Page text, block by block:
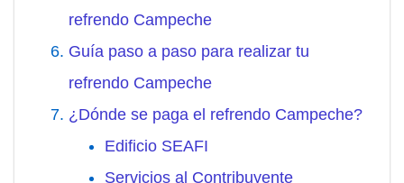
refrendo Campeche
Guía paso a paso para realizar tu
refrendo Campeche
¿Dónde se paga el refrendo Campeche?
Edificio SEAFI
Servicios al Contribuyente